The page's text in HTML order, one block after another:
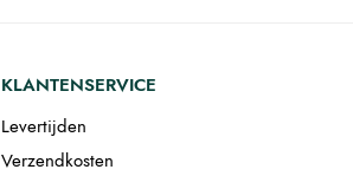
KLANTENSERVICE
Levertijden
Verzendkosten